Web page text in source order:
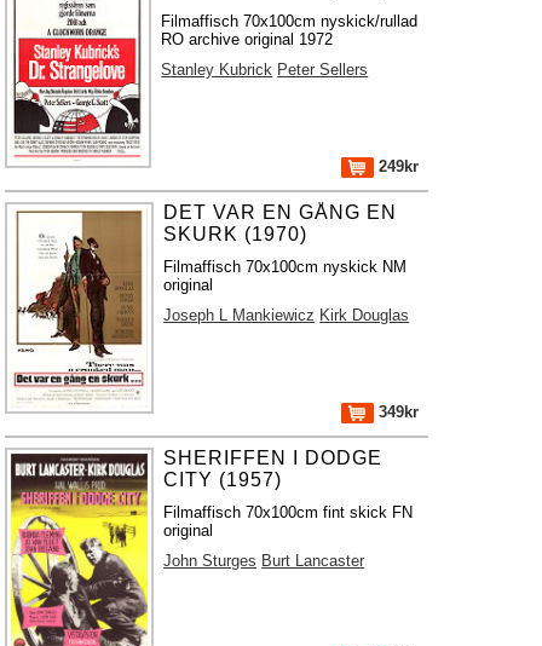
Filmaffisch 70x100cm nyskick/rullad
RO archive original 1972
Stanley Kubrick Peter Sellers
249kr
DET VAR EN GÅNG EN
SKURK (1970)
Filmaffisch 70x100cm nyskick NM
original
Joseph L Mankiewicz Kirk Douglas
349kr
SHERIFFEN I DODGE
CITY (1957)
Filmaffisch 70x100cm fint skick FN
original
John Sturges Burt Lancaster